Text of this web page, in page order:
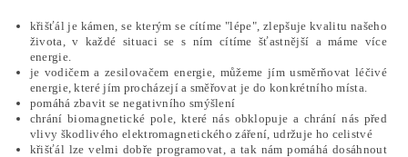
křišťál je kámen, se kterým se cítíme "lépe", zlepšuje kvalitu našeho
života, v každé situaci se s ním cítíme šťastnější a máme více
energie.
je vodičem a zesilovačem energie, můžeme jím usměrňovat léčivé
energie, které jím procházejí a směřovat je do konkrétního místa.
pomáhá zbavit se negativního smýšlení
chrání biomagnetické pole, které nás obklopuje a chrání nás před
vlivy škodlivého elektromagnetického záření, udržuje ho celistvé
křišťál lze velmi dobře programovat, a tak nám pomáhá dosáhnout